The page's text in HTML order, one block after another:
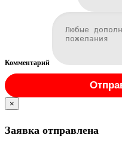
Комментарий
×
Заявка отправлена